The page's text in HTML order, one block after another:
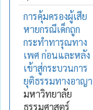
การคุ้มครองผู้เสีย
หายกรณีเด็กถูก
กระทำทารุณทาง
เพศ ก่อนและหลัง
เข้าสู่กระบวนการ
ยุติธรรมทางอาญา
มหาวิทยาลัย
ธรรมศาสตร์